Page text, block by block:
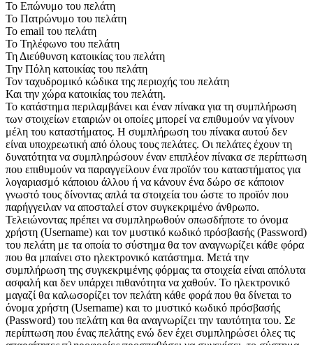
Το Επώνυμο του πελάτη
Το Πατρώνυμο του πελάτη
Το email του πελάτη
To Τηλέφωνο του πελάτη
Τη Διεύθυνση κατοικίας του πελάτη
Την Πόλη κατοικίας του πελάτη
Τον ταχυδρομικό κώδικα της περιοχής του πελάτη
Και την χώρα κατοικίας του πελάτη.
Το κατάστημα περιλαμβάνει και έναν πίνακα για τη συμπλήρωση
των στοιχείων εταιριών οι οποίες μπορεί να επιθυμούν να γίνουν
μέλη του καταστήματος. Η συμπλήρωση του πίνακα αυτού δεν
είναι υποχρεωτική από όλους τους πελάτες. Οι πελάτες έχουν τη
δυνατότητα να συμπληρώσουν έναν επιπλέον πίνακα σε περίπτωση
που επιθυμούν να παραγγείλουν ένα προϊόν του καταστήματος για
λογαριασμό κάποιου άλλου ή να κάνουν ένα δώρο σε κάποιον
γνωστό τους δίνοντας απλά τα στοιχεία του ώστε το προϊόν που
παρήγγειλαν να αποσταλεί στον συγκεκριμένο άνθρωπο.
Τελειώνοντας πρέπει να συμπληρωθούν οπωσδήποτε το όνομα
χρήστη (Username) και τον μυστικό κωδικό πρόσβασής (Password)
του πελάτη με τα οποία το σύστημα θα τον αναγνωρίζει κάθε φόρα
που θα μπαίνει στο ηλεκτρονικό κατάστημα. Μετά την
συμπλήρωση της συγκεκριμένης φόρμας τα στοιχεία είναι απόλυτα
ασφαλή και δεν υπάρχει πιθανότητα να χαθούν. Το ηλεκτρονικό
μαγαζί θα καλωσορίζει τον πελάτη κάθε φορά που θα δίνεται το
όνομα χρήστη (Username) και το μυστικό κωδικό πρόσβασής
(Password) του πελάτη και θα αναγνωρίζει την ταυτότητα του. Σε
περίπτωση που ένας πελάτης ενώ δεν έχει συμπληρώσει όλες τις